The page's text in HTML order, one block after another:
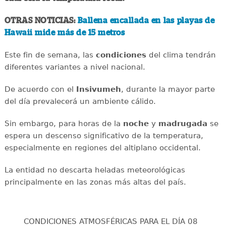
OTRAS NOTICIAS: Ballena encallada en las playas de
Hawaii mide más de 15 metros
Este fin de semana, las condicionesdel clima tendrán
diferentes variantes a nivel nacional.
De acuerdo con el Insivumeh, durante la mayor parte
del día prevalecerá un ambiente cálido.
Sin embargo, para horas de la nochey madrugada se
espera un descenso significativo de la temperatura,
especialmente en regiones del altiplano occidental.
La entidad no descarta heladas meteorológicas
principalmente en las zonas más altas del país.
CONDICIONES ATMOSFÉRICAS PARA EL DÍA 08